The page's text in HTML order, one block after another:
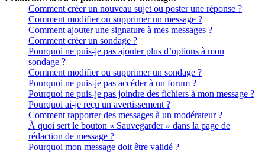
Comment créer un nouveau sujet ou poster une réponse ?
Comment modifier ou supprimer un message ?
Comment ajouter une signature à mes messages ?
Comment créer un sondage ?
Pourquoi ne puis-je pas ajouter plus d’options à mon
sondage ?
Comment modifier ou supprimer un sondage ?
Pourquoi ne puis-je pas accéder à un forum ?
Pourquoi ne puis-je pas joindre des fichiers à mon message ?
Pourquoi ai-je reçu un avertissement ?
Comment rapporter des messages à un modérateur ?
À quoi sert le bouton « Sauvegarder » dans la page de
rédaction de message ?
Pourquoi mon message doit être validé ?